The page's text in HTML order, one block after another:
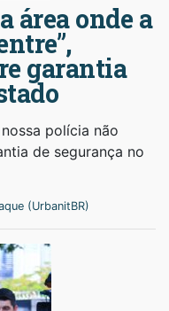
área onde a
garantia
polícia não
de segurança no
(UrbanitBR)